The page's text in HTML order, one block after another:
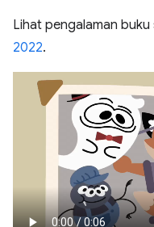
Lihat pengalaman buku
2022.